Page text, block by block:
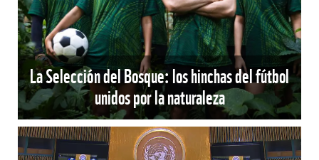
La Selección del Bosque: los hinchas del fútbol
unidos por la naturaleza